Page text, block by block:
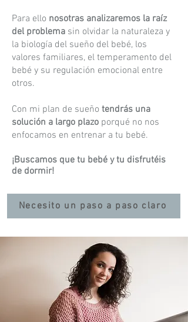
Para ello nosotras analizaremos la raíz
del problema sin olvidar la naturaleza y
la biología del sueño del bebé, los
valores familiares, el temperamento del
bebé y su regulación emocional entre
otros.
Con mi plan de sueño tendrás una
solución a largo plazo porqué no nos
enfocamos en entrenar a tu bebé.
¡Buscamos que tu bebé y tu disfrutéis
de dormir!
Necesito un paso a paso claro